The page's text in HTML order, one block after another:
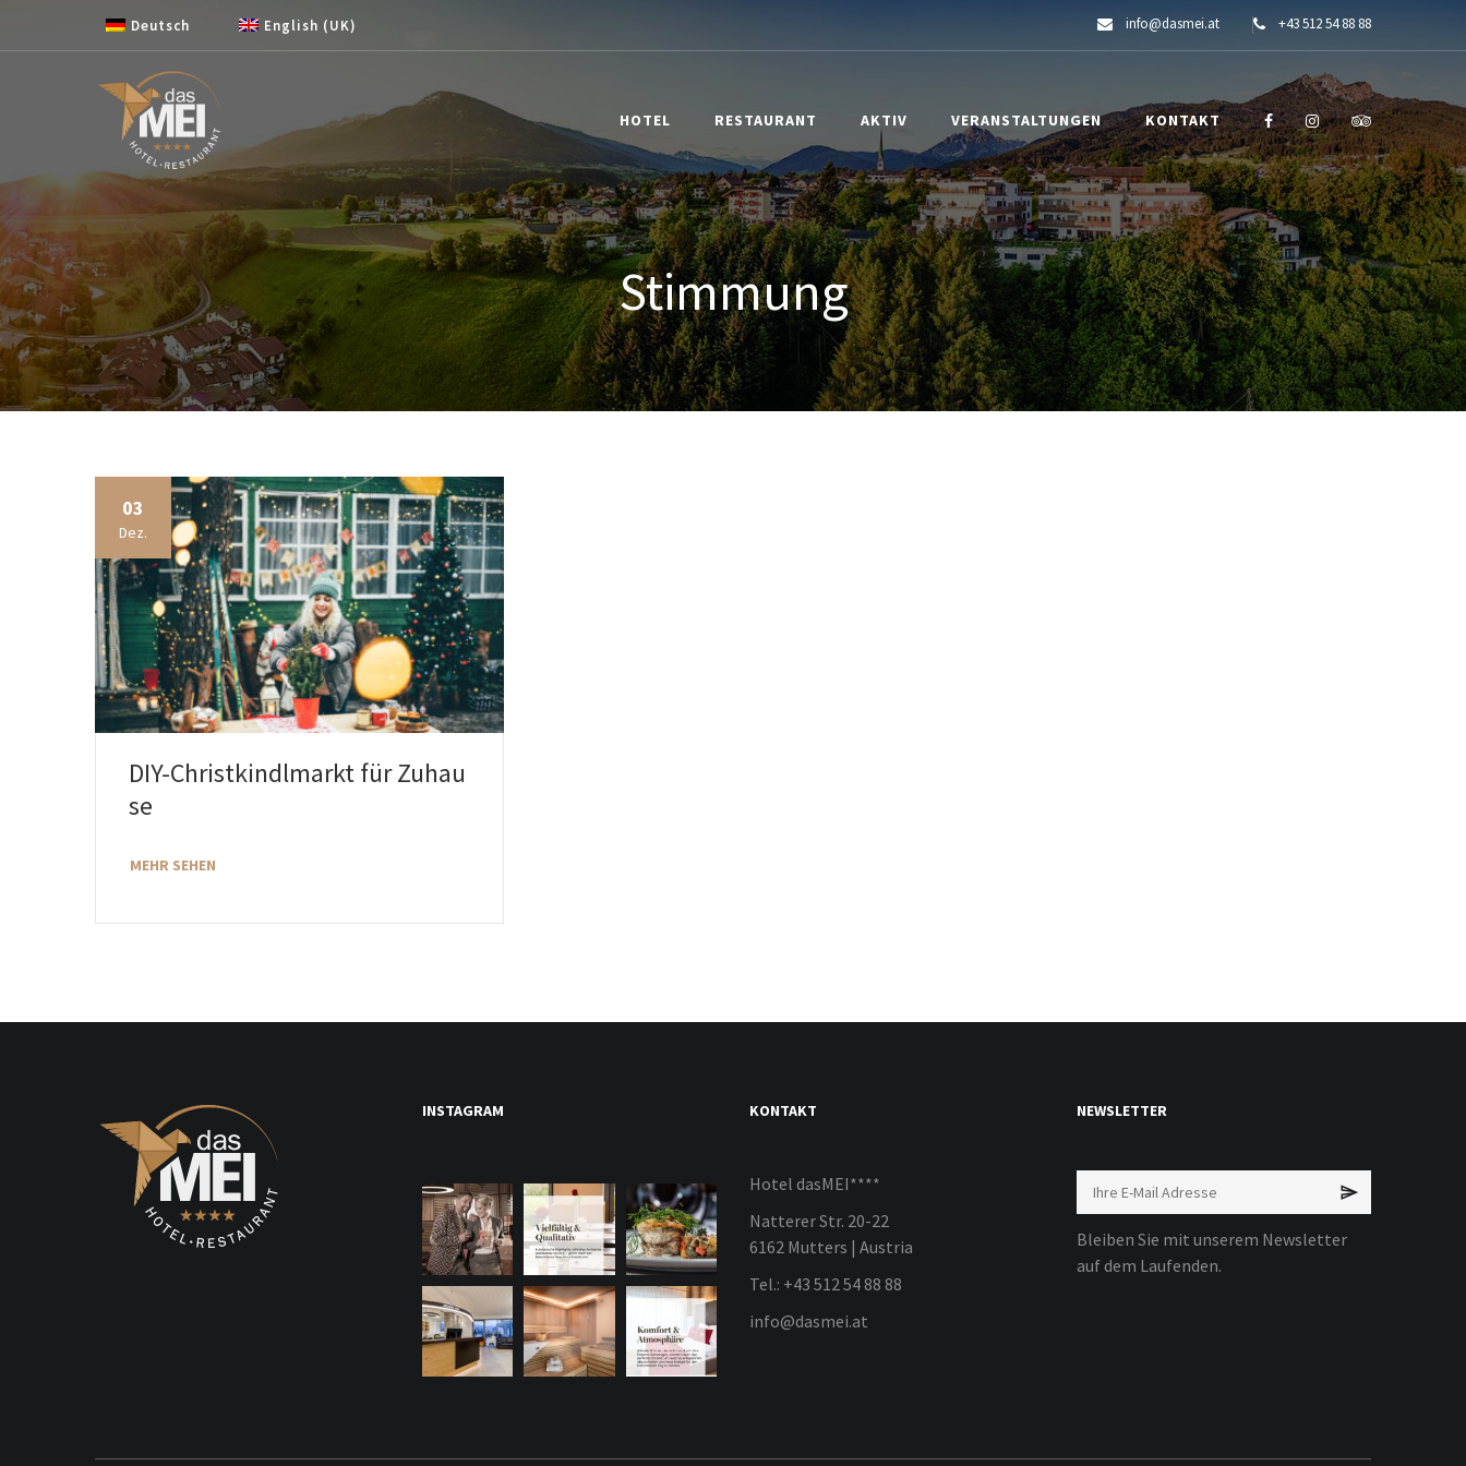
Deutsch English (UK) info@dasmei.at +43 512 54 88 88
HOTEL RESTAURANT AKTIV VERANSTALTUNGEN KONTAKT
Stimmung
03
Dez.
DIY-Christkindlmarkt für Zuhau
se
MEHR SEHEN
INSTAGRAM KONTAKT
Hotel dasMEI****
Natterer Str. 20-22
6162 Mutters | Austria
Tel.: +43 512 54 88 88
info@dasmei.at
NEWSLETTER
Bleiben Sie mit unserem Newsletter
auf dem Laufenden.